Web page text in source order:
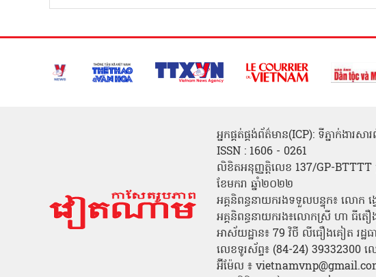
អ្នកផ្គត់ផ្គង់ព័ត៌មាន(ICP): ទីភ្នាក់ងារ
ISSN : 1606 - 0261
លិខិតអនុញ្ញត្តិលេខ 137/GP-
ខែមករា ឆ្នាំ២០២២
អគ្គនិពន្ធនាយករងទទួលបន្ទុក៖ លោក
អគ្គនិពន្ធនាយករង៖លោកស្រី ហា ធីតឿ
អាស័យដ្ឋាន៖ 79 វិថី លីធឿងគៀត រដ្
លេខទូរស័ព្ទ៖ (84-24) 39332300 ល
អ៊ីម៉ែល ៖